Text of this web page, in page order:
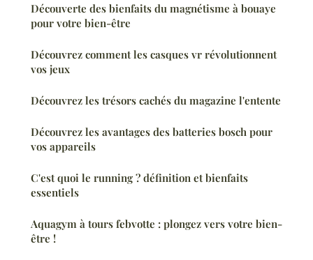
Découverte des bienfaits du magnétisme à bouaye
pour votre bien-être
Découvrez comment les casques vr révolutionnent
vos jeux
Découvrez les trésors cachés du magazine l'entente
Découvrez les avantages des batteries bosch pour
vos appareils
C'est quoi le running ? définition et bienfaits
essentiels
Aquagym à tours febvotte : plongez vers votre bien-
être !